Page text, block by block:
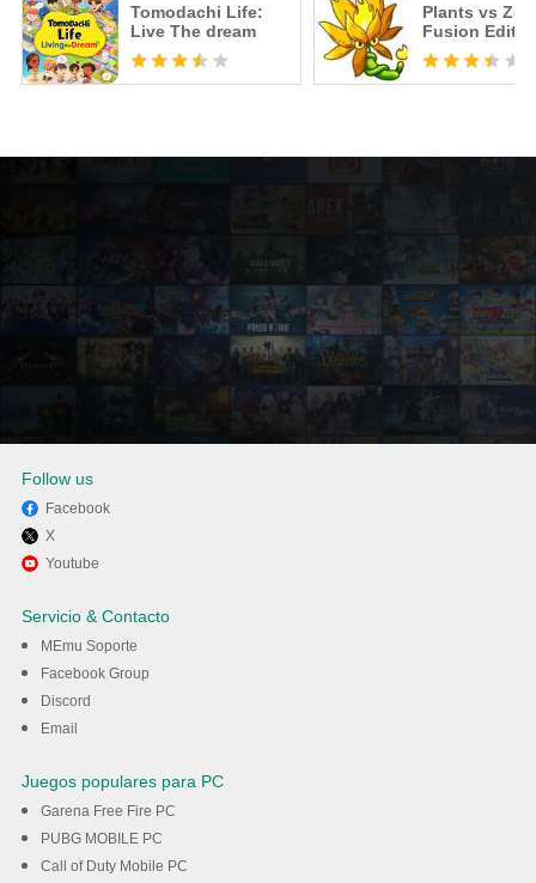
Tomodachi Life:
Live The dream
Plants vs
Fusion
Disfruta jugando Genshin
Impact en PC con MEmu
Follow us
Facebook
X
Youtube
Servicio & Contacto
MEmu Soporte
Facebook Group
Discord
Email
Juegos populares para PC
Garena Free Fire PC
PUBG MOBILE PC
Call of Duty Mobile PC